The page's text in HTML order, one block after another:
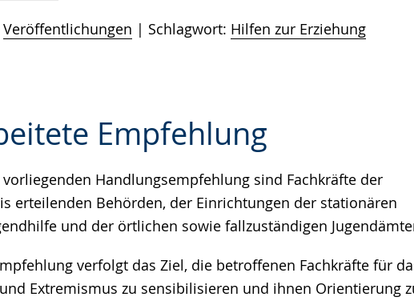
Veröffentlichungen Schlagwort: Hilfen zur Erziehung
Empfehlung
Handlungsempfehlung sind Fachkräfte der
erteilenden Behörden, der Einrichtungen der stationären
und der örtlichen sowie fallzuständigen
verfolgt das Ziel, die betroffenen Fachkräfte für
Extremismus zu sensibilisieren und ihnen Orientierung